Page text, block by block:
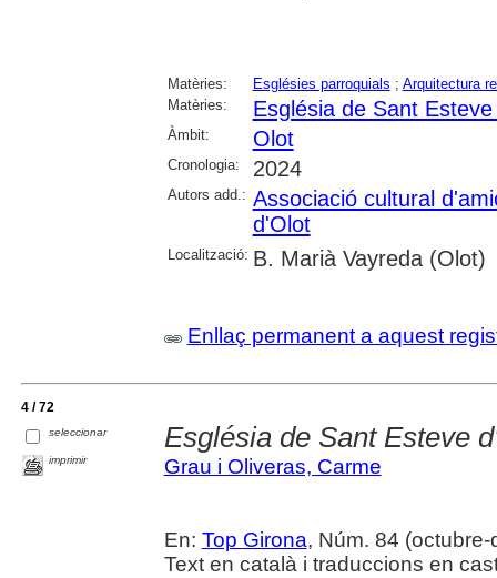
Matèries: Esglésies parroquials ; Arquitectura
Matèries:
Església de Sant
Àmbit: Olot
Cronologia: 2024
Autors add.: Associació cultural
d'Olot
Localització: B. Marià Vayreda (Olot)
Enllaç permanent a aquest
4 / 72
seleccionar
imprimir
Església de Sant Esteve
Grau i Oliveras, Carme
En: Top Girona, Núm. 84
Text en català i traduccions en